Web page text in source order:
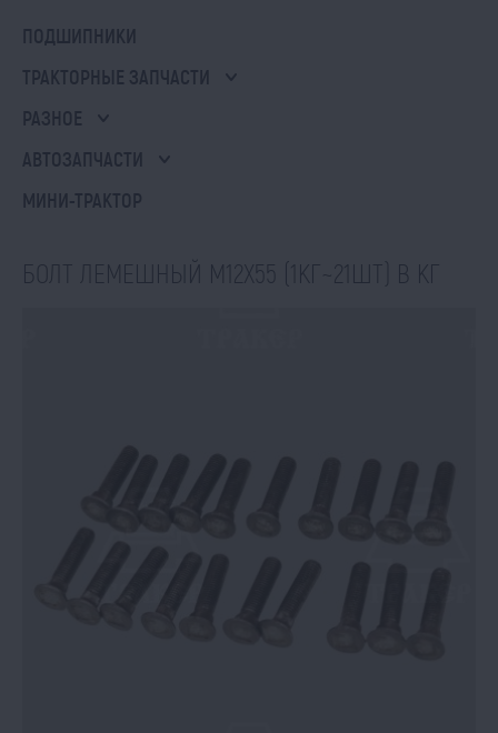
ПОДШИПНИКИ
ТРАКТОРНЫЕ ЗАПЧАСТИ
РАЗНОЕ
АВТОЗАПЧАСТИ
МИНИ-ТРАКТОР
БОЛТ ЛЕМЕШНЫЙ М12Х55 (1КГ~21ШТ) В КГ